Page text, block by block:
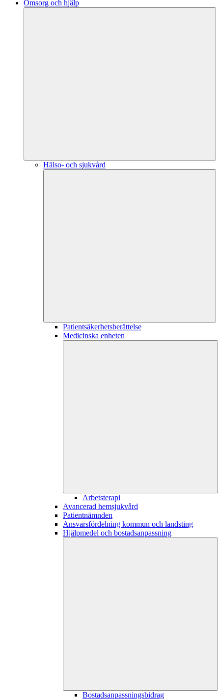
Omsorg och hjälp
Hälso- och sjukvård
Patientsäkerhetsberättelse
Medicinska enheten
Arbetsterapi
Avancerad hemsjukvård
Patientnämnden
Ansvarsfördelning kommun och landsting
Hjälpmedel och bostadsanpassning
Bostadsanpassningsbidrag